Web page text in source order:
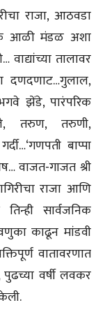
राजा, आठवडा
आळी मंडळ अशा
तालावर
दणदणाट…गुलाल,
झेंडे, पारंपरिक
तरुण, तरुणी,
बाप्पा
वाजत-गाजत श्री
राजा आणि
सार्वजनिक
काढून मांडवी
वातावरणात
पुढच्या वर्षी लवकर